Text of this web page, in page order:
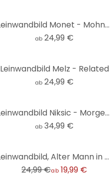
Leinwandbild Monet - Mohnfeld bei Argenteuil
ab 24,99 €
Leinwandbild Melz - Related
ab 24,99 €
Leinwandbild Niksic - Morgenlicht
ab 34,99 €
Leinwandbild, Alter Mann in Traurigkeit - V. van Gogh Reproduktion
24,99 €ab 19,99 €